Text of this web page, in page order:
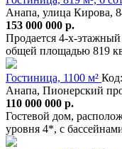
Анапа, улица Кирова,
153 000 000 р.
Продается 4-х-
общей площадью 819
Гостиница, 1100 м²
Анапа, Пионерский
110 000 000 р.
Гостевой дом,
уровня 4*, с